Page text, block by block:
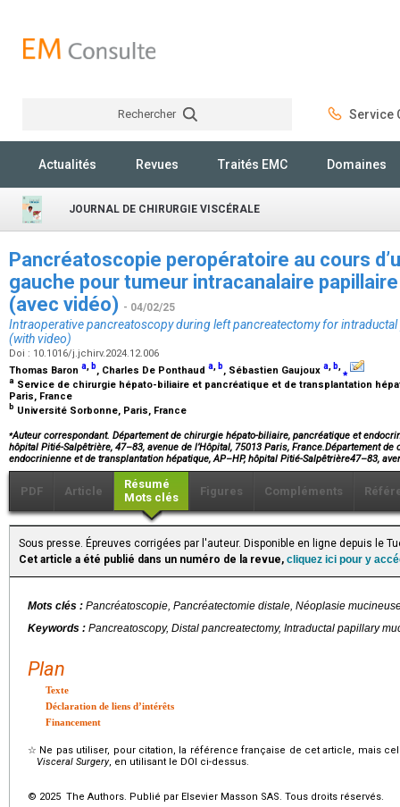
Rechercher Service
Actualités Revues Traités EMC Domaines
JOURNAL DE CHIRURGIE VISCÉRALE
Pancréatoscopie peropératoire au cours
gauche pour tumeur intracanalaire
(avec vidéo) - 04/02/25
Intraoperative pancreatoscopy during left pancreatectomy for
(with video)
Doi : 10.1016/j.jchirv.2024.12.006
Thomas Baron a, b, Charles De Ponthaud a, b, Sébastien Gaujoux a, b,⁎
a Service de chirurgie hépato-biliaire et pancréatique et de transplantation
Paris, France
b Université Sorbonne, Paris, France
⁎Auteur correspondant. Département de chirurgie hépato-biliaire, pancréatique et
hôpital Pitié-Salpêtrière, 47–83, avenue de l’Hôpital, 75013 Paris, France.Département
endocrinienne et de transplantation hépatique, AP–HP, hôpital Pitié-Salpêtrière47–83,
PDF Article
Résumé
Mots clés
Figures Compléments
Sous presse. Épreuves corrigées par l'auteur. Disponible en ligne depuis le
Cet article a été publié dans un numéro de la revue, cliquez ici pour y
Mots clés : Pancréatoscopie, Pancréatectomie distale, Néoplasie
Keywords : Pancreatoscopy, Distal pancreatectomy, Intraductal papillary
Plan
Texte
Déclaration de liens d’intérêts
Financement
☆ Ne pas utiliser, pour citation, la référence française de cet article, mais
Visceral Surgery, en utilisant le DOI ci-dessus.
© 2025 The Authors. Publié par Elsevier Masson SAS. Tous droits réservés.